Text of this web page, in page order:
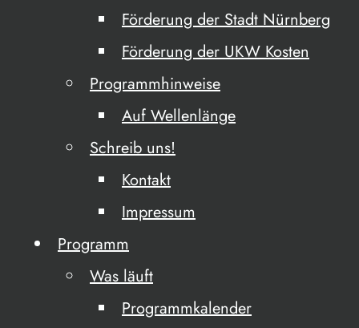
Förderung der Stadt Nürnberg
Förderung der UKW Kosten
Programmhinweise
Auf Wellenlänge
Schreib uns!
Kontakt
Impressum
Programm
Was läuft
Programmkalender